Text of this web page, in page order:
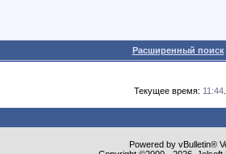
Расширенный поиск
Текущее время: 11:44
Powered by vBulletin®